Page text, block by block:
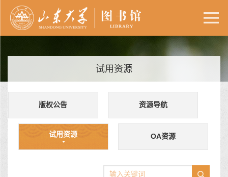
试用资源
版权公告 资源导航
试用资源 OA资源